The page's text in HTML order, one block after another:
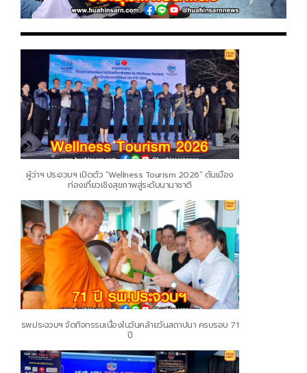
ผู้ว่าฯ ประจวบฯ เปิดตัว “Wellness Tourism 2026” ดันเมือง
ท่องเที่ยวเชิงสุขภาพสู่ระดับนานาชาติ
รพ.ประจวบฯ จัดกิจกรรมเนื่องในวันคล้ายวันสถาปนา ครบรอบ 71
ปี